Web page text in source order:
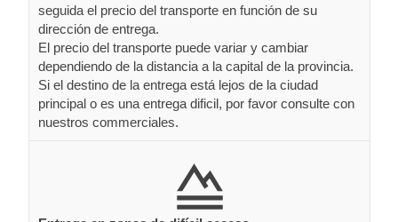
seguida el precio del transporte en función de su
dirección de entrega.
El precio del transporte puede variar y cambiar
dependiendo de la distancia a la capital de la provincia.
Si el destino de la entrega está lejos de la ciudad
principal o es una entrega dificil, por favor consulte con
nuestros commerciales.